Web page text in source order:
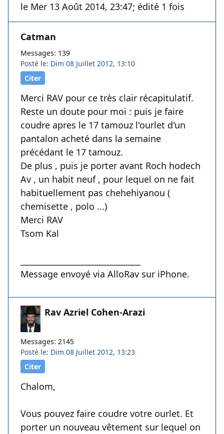
le Mer 13 Août 2014, 23:47; édité 1 fois
Catman
Messages: 139
Posté le: Dim 08 Juillet 2012, 13:10
Citer
Merci RAV pour ce très clair récapitulatif.
Reste un doute pour moi : puis je faire
coudre apres le 17 tamouz l'ourlet d'un
pantalon acheté dans la semaine
précédant le 17 tamouz.
De plus , puis je porter avant Roch hodech
Av , un habit neuf , pour lequel on ne fait
habituellement pas chehehiyanou (
chemisette , polo ...)
Merci RAV
Tsom Kal
Message envoyé via AlloRav sur iPhone.
Rav Azriel Cohen-Arazi
Messages: 2145
Posté le: Dim 08 Juillet 2012, 13:23
Citer
Chalom,
Vous pouvez faire coudre votre ourlet. Et
porter un nouveau vêtement sur lequel on